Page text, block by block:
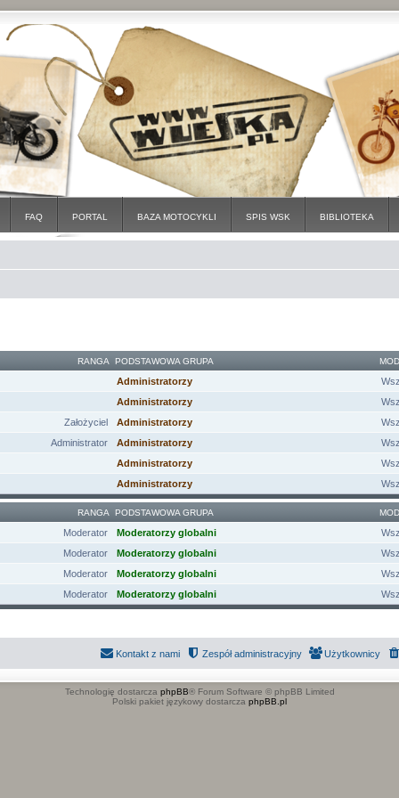
FAQ PORTAL BAZA MOTOCYKLI SPIS WSK BIBLIOTEKA
RANGA PODSTAWOWA GRUPA
Administratorzy
Administratorzy
Założyciel
Administratorzy
Administrator
Administratorzy
Administratorzy
Administratorzy
RANGA PODSTAWOWA GRUPA
Moderator Moderatorzy globalni
Moderator
Moderatorzy globalni
Moderator
Moderatorzy globalni
Moderator
Moderatorzy globalni
Użytkownicy
Zespół administracyjny
Kontakt z nami
Technologię dostarcza phpBB® Forum Software © phpBB Limited
Polski pakiet językowy dostarcza phpBB.pl